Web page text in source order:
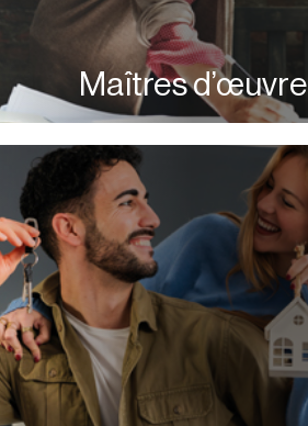
Maîtres d’œuvre